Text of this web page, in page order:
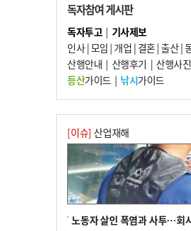
군사기밀 유출자 색출 지시
7
부산 주유소 휘발유 평균가
전주보다 3원 ↓
8
[속보] ‘심판 성접대’ 논란 축
과…“현재는 부적절 행위 없
10 "올해 코스피 사이드카 43
전닉스 ETF 이후 발생"
독자참여 게시판
독자투고| 기사제보
인사|모임 | 개업 | 결혼|출산|
산행안내 | 산행후기 | 산행사진
등산가이드| 낚시가이드
[이슈] 산업재해